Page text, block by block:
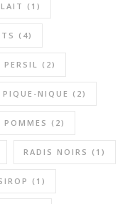
LAIT (1)
(4)
PERSIL (2)
PIQUE-NIQUE (2)
POMMES (2)
RADIS NOIRS (1)
(1)